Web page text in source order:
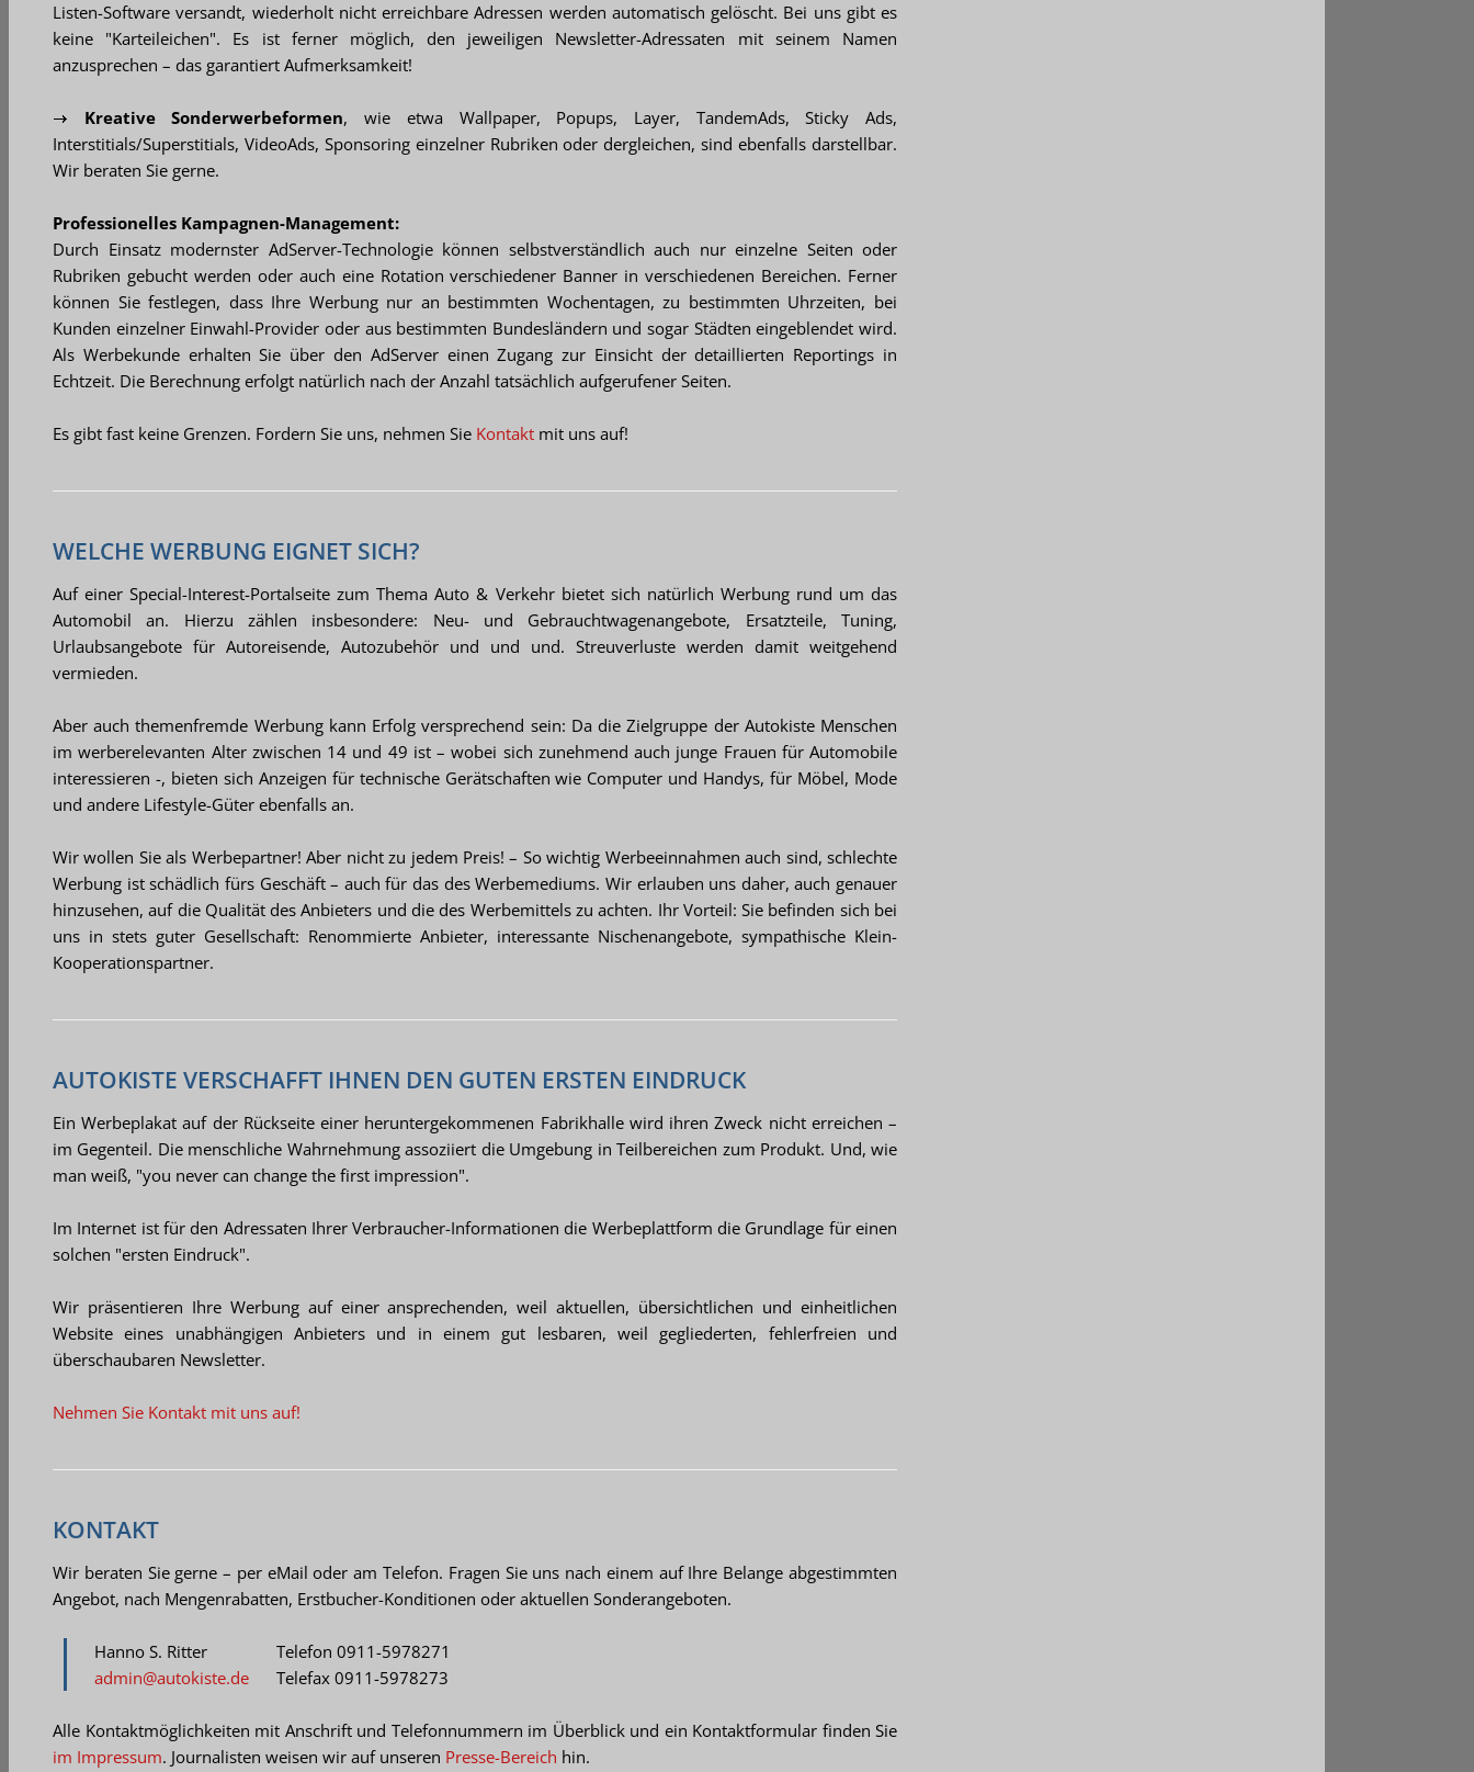
Listen-Software versandt, wiederholt nicht erreichbare Adressen werden automatisch gelöscht. Bei uns gibt es
keine "Karteileichen". Es ist ferner möglich, den jeweiligen Newsletter-Adressaten mit seinem Namen
anzusprechen – das garantiert Aufmerksamkeit!
Kreative Sonderwerbeformen, wie etwa Wallpaper, Popups, Layer, TandemAds, Sticky Ads,
Interstitials/Superstitials, VideoAds, Sponsoring einzelner Rubriken oder dergleichen, sind ebenfalls darstellbar.
Wir beraten Sie gerne.
Professionelles Kampagnen-Management:
Durch Einsatz modernster AdServer-Technologie können selbstverständlich auch nur einzelne Seiten oder
Rubriken gebucht werden oder auch eine Rotation verschiedener Banner in verschiedenen Bereichen. Ferner
können Sie festlegen, dass Ihre Werbung nur an bestimmten Wochentagen, zu bestimmten Uhrzeiten, bei
Kunden einzelner Einwahl-Provider oder aus bestimmten Bundesländern und sogar Städten eingeblendet wird.
Als Werbekunde erhalten Sie über den AdServer einen Zugang zur Einsicht der detaillierten Reportings in
Echtzeit. Die Berechnung erfolgt natürlich nach der Anzahl tatsächlich aufgerufener Seiten.
Es gibt fast keine Grenzen. Fordern Sie uns, nehmen Sie Kontakt mit uns auf!
WELCHE WERBUNG EIGNET SICH?
Auf einer Special-Interest-Portalseite zum Thema Auto & Verkehr bietet sich natürlich Werbung rund um das
Automobil an. Hierzu zählen insbesondere: Neu- und Gebrauchtwagenangebote, Ersatzteile, Tuning,
Urlaubsangebote für Autoreisende, Autozubehör und und und. Streuverluste werden damit weitgehend
vermieden.
Aber auch themenfremde Werbung kann Erfolg versprechend sein: Da die Zielgruppe der Autokiste Menschen
im werberelevanten Alter zwischen 14 und 49 ist – wobei sich zunehmend auch junge Frauen für Automobile
interessieren -, bieten sich Anzeigen für technische Gerätschaften wie Computer und Handys, für Möbel, Mode
und andere Lifestyle-Güter ebenfalls an.
Wir wollen Sie als Werbepartner! Aber nicht zu jedem Preis! – So wichtig Werbeeinnahmen auch sind, schlechte
Werbung ist schädlich fürs Geschäft – auch für das des Werbemediums. Wir erlauben uns daher, auch genauer
hinzusehen, auf die Qualität des Anbieters und die des Werbemittels zu achten. Ihr Vorteil: Sie befinden sich bei
uns in stets guter Gesellschaft: Renommierte Anbieter, interessante Nischenangebote, sympathische Klein-
Kooperationspartner.
AUTOKISTE VERSCHAFFT IHNEN DEN GUTEN ERSTEN EINDRUCK
Ein Werbeplakat auf der Rückseite einer heruntergekommenen Fabrikhalle wird ihren Zweck nicht erreichen –
im Gegenteil. Die menschliche Wahrnehmung assoziiert die Umgebung in Teilbereichen zum Produkt. Und, wie
man weiß, "you never can change the first impression".
Im Internet ist für den Adressaten Ihrer Verbraucher-Informationen die Werbeplattform die Grundlage für einen
solchen "ersten Eindruck".
Wir präsentieren Ihre Werbung auf einer ansprechenden, weil aktuellen, übersichtlichen und einheitlichen
Website eines unabhängigen Anbieters und in einem gut lesbaren, weil gegliederten, fehlerfreien und
überschaubaren Newsletter.
Nehmen Sie Kontakt mit uns auf!
KONTAKT
Wir beraten Sie gerne – per eMail oder am Telefon. Fragen Sie uns nach einem auf Ihre Belange abgestimmten
Angebot, nach Mengenrabatten, Erstbucher-Konditionen oder aktuellen Sonderangeboten.
Hanno S. Ritter
admin@autokiste.de
Telefon 0911-5978271
Telefax 0911-5978273
Alle Kontaktmöglichkeiten mit Anschrift und Telefonnummern im Überblick und ein Kontaktformular finden Sie
im Impressum. Journalisten weisen wir auf unseren Presse-Bereich hin.